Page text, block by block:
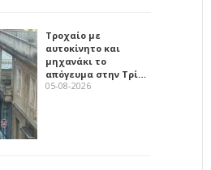
Τροχαίο με
αυτοκίνητο και
μηχανάκι το
απόγευμα στην Τρί…
05-08-2026